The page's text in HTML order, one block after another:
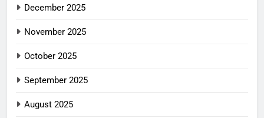
December 2025
November 2025
October 2025
September 2025
August 2025